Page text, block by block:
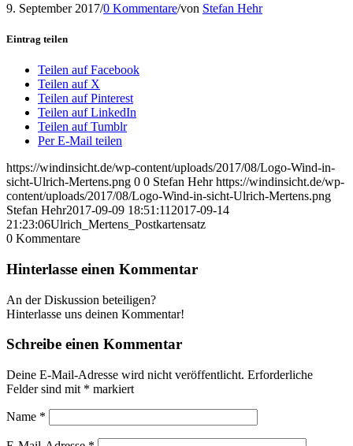
9. September 2017/0 Kommentare/von Stefan Hehr
Eintrag teilen
Teilen auf Facebook
Teilen auf X
Teilen auf Pinterest
Teilen auf LinkedIn
Teilen auf Tumblr
Per E-Mail teilen
https://windinsicht.de/wp-content/uploads/2017/08/Logo-Wind-in-
sicht-Ulrich-Mertens.png 0 0 Stefan Hehr https://windinsicht.de/wp-
content/uploads/2017/08/Logo-Wind-in-sicht-Ulrich-Mertens.png
Stefan Hehr2017-09-09 18:51:11 2017-09-14
21:23:06Ulrich_Mertens_Postkartensatz
0 Kommentare
Hinterlasse einen Kommentar
An der Diskussion beteiligen?
Hinterlasse uns deinen Kommentar!
Schreibe einen Kommentar
Deine E-Mail-Adresse wird nicht veröffentlicht. Erforderliche
Felder sind mit * markiert
Name *